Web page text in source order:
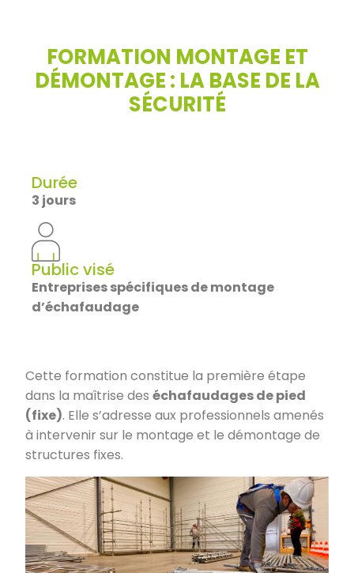
FORMATION MONTAGE ET
DÉMONTAGE : LA BASE DE LA
SÉCURITÉ
Durée
3 jours
Public visé
Entreprises spécifiques de montage
d’échafaudage
Cette formation constitue la première étape
dans la maîtrise des échafaudages de pied
(fixe). Elle s’adresse aux professionnels amenés
à intervenir sur le montage et le démontage de
structures fixes.